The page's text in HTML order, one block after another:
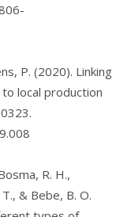
P. (2020). Linking
local production
R. H.,
& Bebe, B. O.